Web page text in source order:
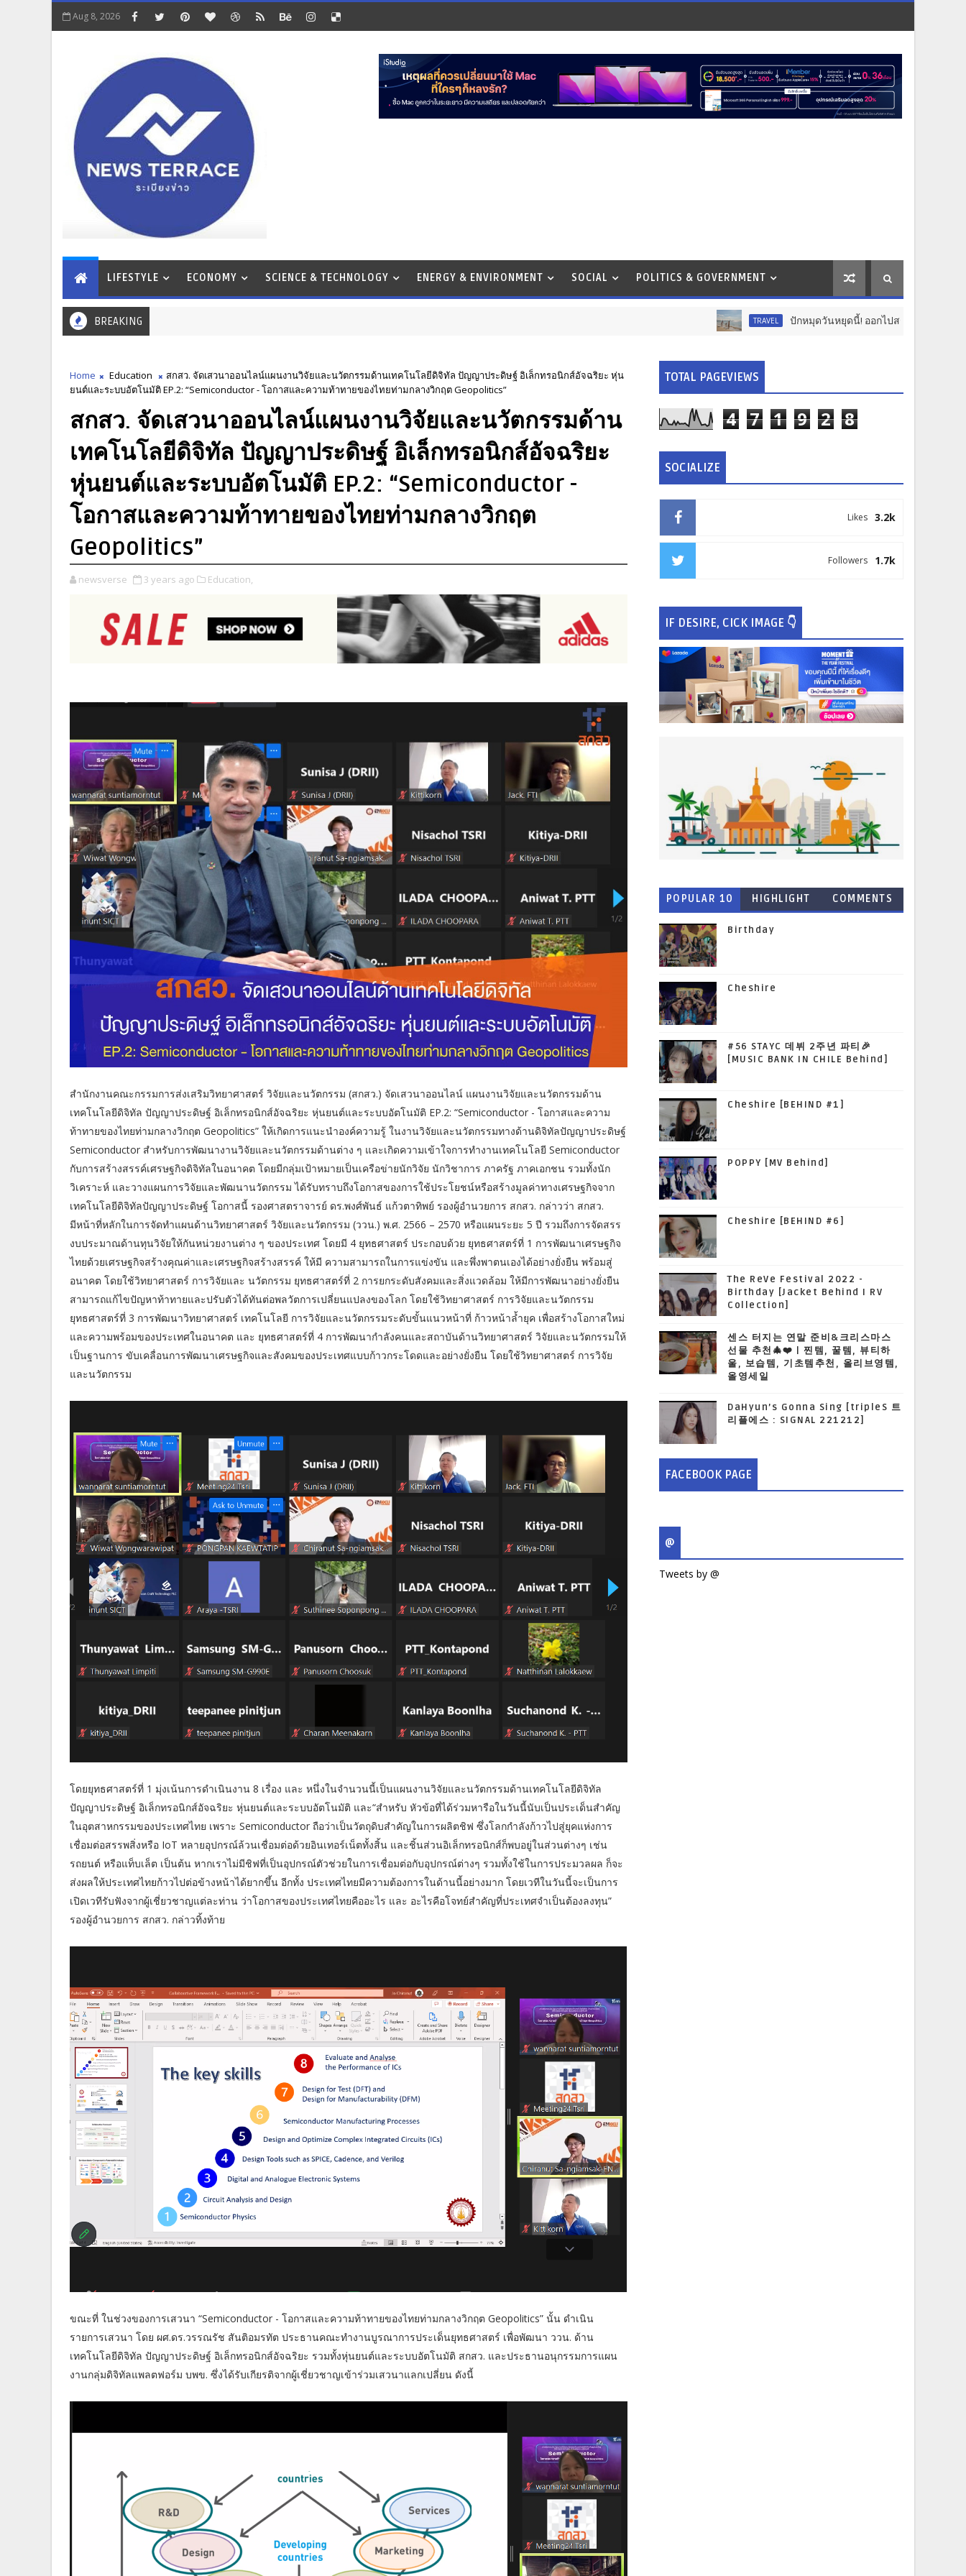
Aug 8, 2026
LIFESTYLE ECONOMY SCIENCE & TECHNOLOGY ENERGY & ENVIRONMENT SOCIAL POLITICS & GOVERNMENT
BREAKING TRAVEL ปักหมุดวันหยุดนี้! ออกไปสร้างช่วงเวลาพิเศษกับค
Home Education
สกสว. จัดเสวนาออนไลน์แผนงานวิจัยและนวัตกรรมด้านเทคโนโลยีดิจิทัล ปัญญาประดิษฐ์ อิเล็กทรอนิกส์อัจฉริยะ หุ่น
ยนต์และระบบอัตโนมัติ EP.2: “Semiconductor - โอกาสและความท้าทายของไทยท่ามกลางวิกฤต Geopolitics”
สกสว. จัดเสวนาออนไลน์แผนงานวิจัยและนวัตกรรมด้าน
เทคโนโลยีดิจิทัล ปัญญาประดิษฐ์ อิเล็กทรอนิกส์อัจฉริยะ
หุ่นยนต์และระบบอัตโนมัติ EP.2: “Semiconductor -
โอกาสและความท้าทายของไทยท่ามกลางวิกฤต
Geopolitics”
newsverse 3 years ago Education,
สำนักงานคณะกรรมการส่งเสริมวิทยาศาสตร์ วิจัยและนวัตกรรม (สกสว.) จัดเสวนาออนไลน์ แผนงานวิจัยและนวัตกรรมด้าน
เทคโนโลยีดิจิทัล ปัญญาประดิษฐ์ อิเล็กทรอนิกส์อัจฉริยะ หุ่นยนต์และระบบอัตโนมัติ EP.2: “Semiconductor - โอกาสและความ
ท้าทายของไทยท่ามกลางวิกฤต Geopolitics” ให้เกิดการแนะนำองค์ความรู้ ในงานวิจัยและนวัตกรรมทางด้านดิจิทัลปัญญาประดิษฐ์
Semiconductor สำหรับการพัฒนางานวิจัยและนวัตกรรมด้านต่าง ๆ และเกิดความเข้าใจการทำงานเทคโนโลยี Semiconductor
กับการสร้างสรรค์เศรษฐกิจดิจิทัลในอนาคต โดยมีกลุ่มเป้าหมายเป็นเครือข่ายนักวิจัย นักวิชาการ ภาครัฐ ภาคเอกชน รวมทั้งนัก
วิเคราะห์ และวางแผนการวิจัยและพัฒนานวัตกรรม ได้รับทราบถึงโอกาสของการใช้ประโยชน์หรือสร้างมูลค่าทางเศรษฐกิจจาก
เทคโนโลยีดิจิทัลปัญญาประดิษฐ์ โอกาสนี้ รองศาสตราจารย์ ดร.พงศ์พันธ์ แก้วตาทิพย์ รองผู้อำนวยการ สกสว. กล่าวว่า สกสว.
มีหน้าที่หลักในการจัดทำแผนด้านวิทยาศาสตร์ วิจัยและนวัตกรรม (ววน.) พ.ศ. 2566 – 2570 หรือแผนระยะ 5 ปี รวมถึงการจัดสรร
งบประมาณด้านทุนวิจัยให้กันหน่วยงานต่าง ๆ ของประเทศ โดยมี 4 ยุทธศาสตร์ ประกอบด้วย ยุทธศาสตร์ที่ 1 การพัฒนาเศรษฐกิจ
ไทยด้วยเศรษฐกิจสร้างคุณค่าและเศรษฐกิจสร้างสรรค์ ให้มี ความสามารถในการแข่งขัน และพึ่งพาตนเองได้อย่างยั่งยืน พร้อมสู่
อนาคต โดยใช้วิทยาศาสตร์ การวิจัยและ นวัตกรรม ยุทธศาสตร์ที่ 2 การยกระดับสังคมและสิ่งแวดล้อม ให้มีการพัฒนาอย่างยั่งยืน
สามารถแก้ไขปัญหาท้าทายและปรับตัวได้ทันต่อพลวัตการเปลี่ยนแปลงของโลก โดยใช้วิทยาศาสตร์ การวิจัยและนวัตกรรม
ยุทธศาสตร์ที่ 3 การพัฒนาวิทยาศาสตร์ เทคโนโลยี การวิจัยและนวัตกรรมระดับขั้นแนวหน้าที่ ก้าวหน้าล้ำยุค เพื่อสร้างโอกาสใหม่
และความพร้อมของประเทศในอนาคต และ ยุทธศาสตร์ที่ 4 การพัฒนากำลังคนและสถาบันด้านวิทยาศาสตร์ วิจัยและนวัตกรรมให้
เป็นฐานการ ขับเคลื่อนการพัฒนาเศรษฐกิจและสังคมของประเทศแบบก้าวกระโดดและอย่างยั่งยืน โดยใช้วิทยาศาสตร์ การวิจัย
และนวัตกรรม
โดยยุทธศาสตร์ที่ 1 มุ่งเน้นการดำเนินงาน 8 เรื่อง และ หนึ่งในจำนวนนี้เป็นแผนงานวิจัยและนวัตกรรมด้านเทคโนโลยีดิจิทัล
ปัญญาประดิษฐ์ อิเล็กทรอนิกส์อัจฉริยะ หุ่นยนต์และระบบอัตโนมัติ และ“สำหรับ หัวข้อที่ได้ร่วมหารือในวันนี้นับเป็นประเด็นสำคัญ
ในอุตสาหกรรมของประเทศไทย เพราะ Semiconductor ถือว่าเป็นวัตถุดิบสำคัญในการผลิตชิฟ ซึ่งโลกกำลังก้าวไปสู่ยุคแห่งการ
เชื่อมต่อสรรพสิ่งหรือ IoT หลายอุปกรณ์ล้วนเชื่อมต่อด้วยอินเทอร์เน็ตทั้งสิ้น และชิ้นส่วนอิเล็กทรอนิกส์ก็พบอยู่ในส่วนต่างๆ เช่น
รถยนต์ หรือแท็บเล็ต เป็นต้น หากเราไม่มีชิฟที่เป็นอุปกรณ์ตัวช่วยในการเชื่อมต่อกับอุปกรณ์ต่างๆ รวมทั้งใช้ในการประมวลผล ก็จะ
ส่งผลให้ประเทศไทยก้าวไปต่อข้างหน้าได้ยากขึ้น อีกทั้ง ประเทศไทยมีความต้องการในด้านนี้อย่างมาก โดยเวทีในวันนี้จะเป็นการ
เปิดเวทีรับฟังจากผู้เชี่ยวชาญแต่ละท่าน ว่าโอกาสของประเทศไทยคืออะไร และ อะไรคือโจทย์สำคัญที่ประเทศจำเป็นต้องลงทุน”
รองผู้อำนวยการ สกสว. กล่าวทิ้งท้าย
ขณะที่ ในช่วงของการเสวนา “Semiconductor - โอกาสและความท้าทายของไทยท่ามกลางวิกฤต Geopolitics” นั้น ดำเนิน
รายการเสวนา โดย ผศ.ดร.วรรณรัช สันติอมรทัต ประธานคณะทำงานบูรณาการประเด็นยุทธศาสตร์ เพื่อพัฒนา ววน. ด้าน
เทคโนโลยีดิจิทัล ปัญญาประดิษฐ์ อิเล็กทรอนิกส์อัจฉริยะ รวมทั้งหุ่นยนต์และระบบอัตโนมัติ สกสว. และประธานอนุกรรมการแผน
งานกลุ่มดิจิทัลแพลตฟอร์ม บพข. ซึ่งได้รับเกียรติจากผู้เชี่ยวชาญเข้าร่วมเสวนาแลกเปลี่ยน ดังนี้
TOTAL PAGEVIEWS
4 7 1 9 2 8
SOCIALIZE
3.2k
Likes
1.7k
Followers
IF DESIRE, CICK IMAGE 👇
POPULAR 10
HIGHLIGHT
COMMENTS
Birthday
Cheshire
#56 STAYC 데뷔 2주년 파티🎉
[MUSIC BANK IN CHILE Behind]
Cheshire [BEHIND #1]
POPPY [MV Behind]
Cheshire [BEHIND #6]
The ReVe Festival 2022 -
Birthday [Jacket Behind I RV
Collection]
센스 터지는 연말 준비&크리스마스
선물 추천🎄❤️ | 찐템, 꿀템, 뷰티하
울, 보습템, 기초템추천, 올리브영템,
올영세일
DaHyun’s Gonna Sing [tripleS 트
리플에스 : SIGNAL 221212]
FACEBOOK PAGE
@
Tweets by @